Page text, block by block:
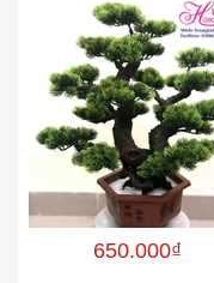
650.000₫